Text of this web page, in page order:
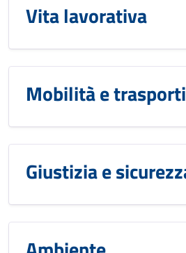
Vita lavorativa
Mobilità e trasporti
Giustizia e